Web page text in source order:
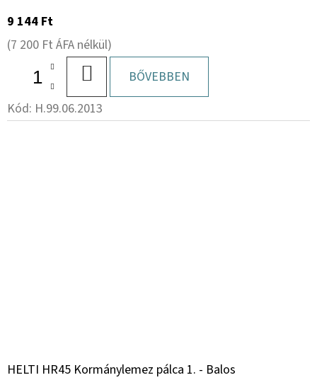
9 144 Ft
(7 200 Ft ÁFA nélkül)
KOSÁRBABŐVEBBEN
Kód: H.99.06.2013
HELTI HR45 Kormánylemez pálca 1. - Balos